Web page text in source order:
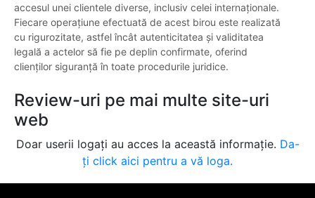
accesul unei clientele diverse, inclusiv celei internaţionale.
Fiecare operațiune efectuată de acest birou este realizată
cu rigurozitate, astfel încât autenticitatea şi validitatea
legală a actelor să fie pe deplin confirmate, oferind
clienților siguranță în toate procedurile juridice.
Review-uri pe mai multe site-uri
web
Doar userii logați au acces la această informație. Da-
ți click aici pentru a vă loga.